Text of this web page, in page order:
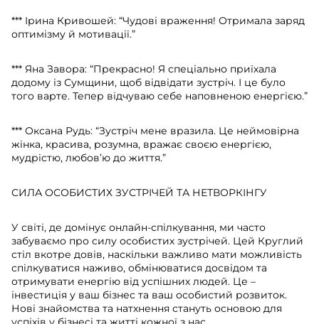
*** Ірина Кривошей: “Чудові враження! Отримала заряд
оптимізму й мотивації.”
*** Яна Завора: “Прекрасно! Я спеціально приїхала
додому із Сумщини, щоб відвідати зустріч. І це було
того варте. Тепер відчуваю себе наповненою енергією.”
*** Оксана Рудь: “Зустріч мене вразила. Це неймовірна
жінка, красива, розумна, вражає своєю енергією,
мудрістю, любов’ю до життя.”
СИЛА ОСОБИСТИХ ЗУСТРІЧЕЙ ТА НЕТВОРКІНГУ
У світі, де домінує онлайн-спілкування, ми часто
забуваємо про силу особистих зустрічей. Цей Круглий
стіл вкотре довів, наскільки важливо мати можливість
спілкуватися наживо, обмінюватися досвідом та
отримувати енергію від успішних людей. Це –
інвестиція у ваш бізнес та ваш особистий розвиток.
Нові знайомства та натхнення стануть основою для